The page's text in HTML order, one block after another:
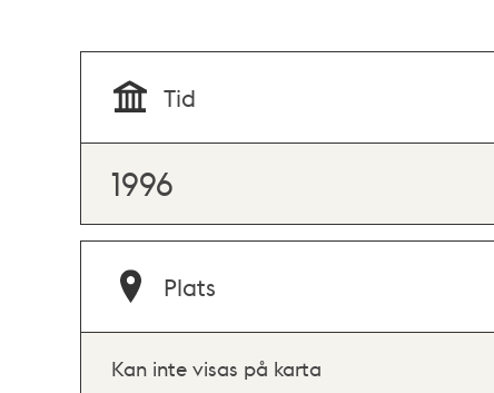
Tid
1996
Plats
Kan inte visas på karta